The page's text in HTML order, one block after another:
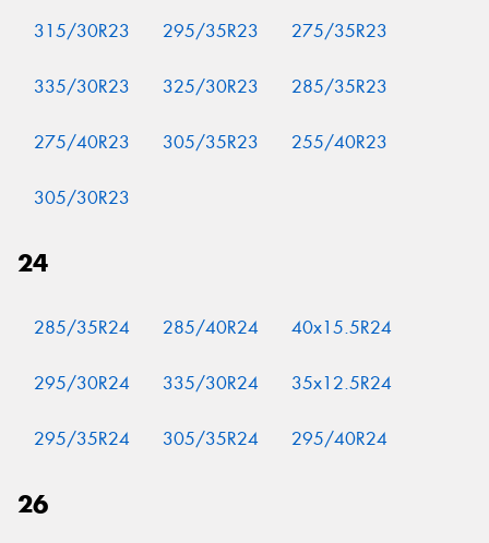
315/30R23 295/35R23 275/35R23
335/30R23 325/30R23 285/35R23
275/40R23 305/35R23 255/40R23
305/30R23
24
285/35R24 285/40R24 40x15.5R24
295/30R24 335/30R24 35x12.5R24
295/35R24 305/35R24 295/40R24
26